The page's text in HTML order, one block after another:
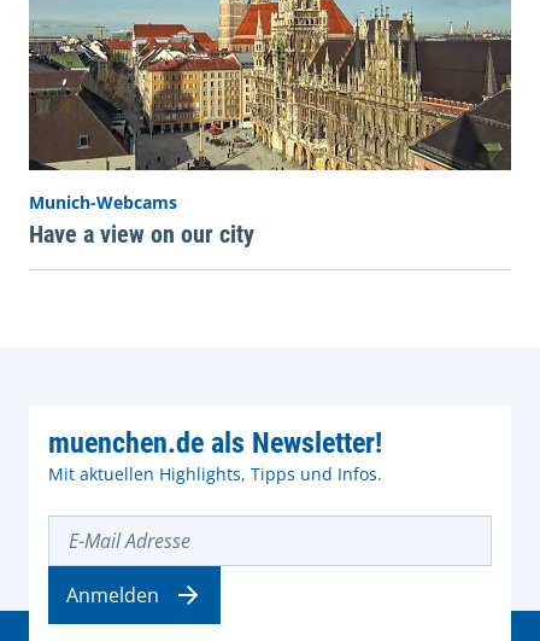
Munich-Webcams
Have a view on our city
muenchen.de als Newsletter!
Mit aktuellen Highlights, Tipps und Infos.
Anmelden